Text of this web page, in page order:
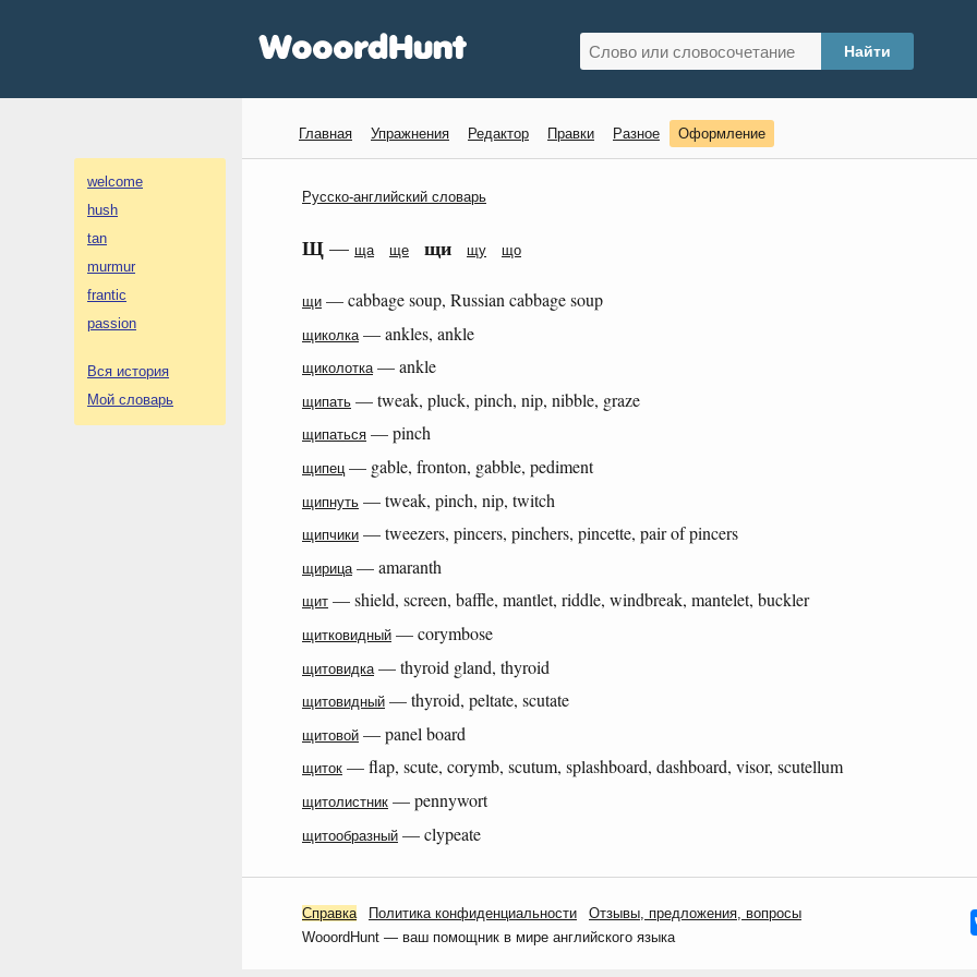
welcome
hush
tan
murmur
frantic
passion
Вся история
Мой словарь
Главная Упражнения Редактор Правки Разное Оформление
Русско-английский словарь
Щ — ща ще щи щу що
щи — cabbage soup, Russian cabbage soup
щиколка — ankles, ankle
щиколотка — ankle
щипать — tweak, pluck, pinch, nip, nibble, graze
щипаться — pinch
щипец — gable, fronton, gabble, pediment
щипнуть — tweak, pinch, nip, twitch
щипчики — tweezers, pincers, pinchers, pincette, pair of pincers
щирица — amaranth
щит — shield, screen, baffle, mantlet, riddle, windbreak, mantelet, buckler
щитковидный — corymbose
щитовидка — thyroid gland, thyroid
щитовидный — thyroid, peltate, scutate
щитовой — panel board
щиток — flap, scute, corymb, scutum, splashboard, dashboard, visor, scutellum
щитолистник — pennywort
щитообразный — clypeate
Справка Политика конфиденциальности
Oтзывы, предложения, вопросы
WooordHunt — ваш помощник в мире английского языка